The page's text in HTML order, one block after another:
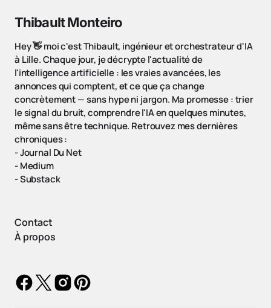
Thibault Monteiro
Hey 👋 moi c'est Thibault, ingénieur et orchestrateur d'IA
à Lille. Chaque jour, je décrypte l'actualité de
l'intelligence artificielle : les vraies avancées, les
annonces qui comptent, et ce que ça change
concrètement — sans hype ni jargon. Ma promesse : trier
le signal du bruit, comprendre l'IA en quelques minutes,
même sans être technique. Retrouvez mes dernières
chroniques :
-Journal Du Net
-Medium
-Substack
Contact
À propos